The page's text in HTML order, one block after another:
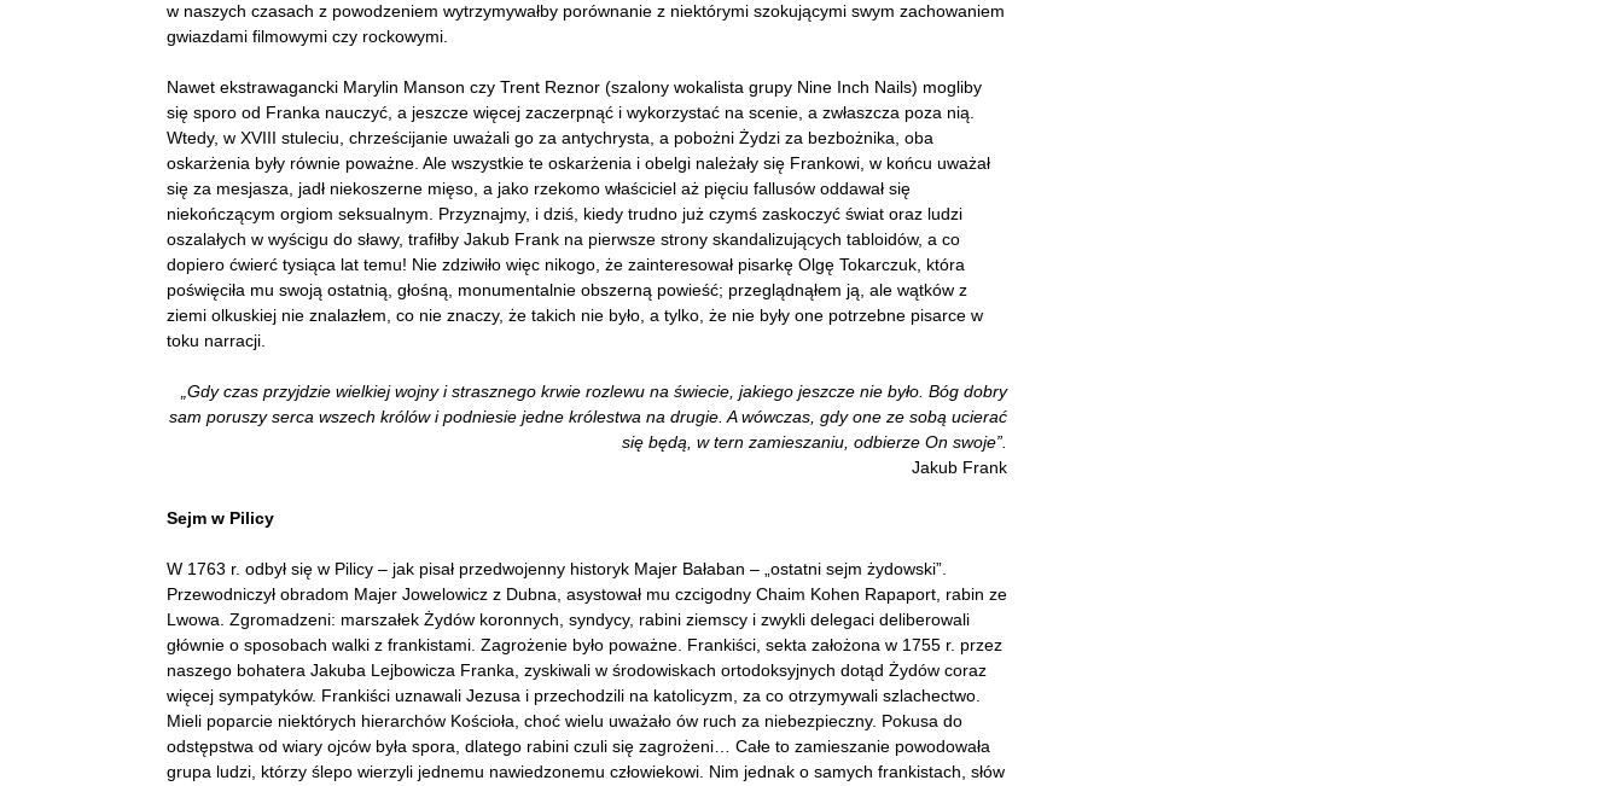
w naszych czasach z powodzeniem wytrzymywałby porównanie z niektórymi szokującymi swym zachowaniem
gwiazdami filmowymi czy rockowymi.
Nawet ekstrawagancki Marylin Manson czy Trent Reznor (szalony wokalista grupy Nine Inch Nails) mogliby
się sporo od Franka nauczyć, a jeszcze więcej zaczerpnąć i wykorzystać na scenie, a zwłaszcza poza nią.
Wtedy, w XVIII stuleciu, chrześcijanie uważali go za antychrysta, a pobożni Żydzi za bezbożnika, oba
oskarżenia były równie poważne. Ale wszystkie te oskarżenia i obelgi należały się Frankowi, w końcu uważał
się za mesjasza, jadł niekoszerne mięso, a jako rzekomo właściciel aż pięciu fallusów oddawał się
niekończącym orgiom seksualnym. Przyznajmy, i dziś, kiedy trudno już czymś zaskoczyć świat oraz ludzi
oszalałych w wyścigu do sławy, trafiłby Jakub Frank na pierwsze strony skandalizujących tabloidów, a co
dopiero ćwierć tysiąca lat temu! Nie zdziwiło więc nikogo, że zainteresował pisarkę Olgę Tokarczuk, która
poświęciła mu swoją ostatnią, głośną, monumentalnie obszerną powieść; przeglądnąłem ją, ale wątków z
ziemi olkuskiej nie znalazłem, co nie znaczy, że takich nie było, a tylko, że nie były one potrzebne pisarce w
toku narracji.
„Gdy czas przyjdzie wielkiej wojny i strasznego krwie rozlewu na świecie, jakiego jeszcze nie było. Bóg dobry
sam poruszy serca wszech królów i podniesie jedne królestwa na drugie. A wówczas, gdy one ze sobą ucierać
się będą, w tern zamieszaniu, odbierze On swoje”.
Jakub Frank
Sejm w Pilicy
W 1763 r. odbył się w Pilicy – jak pisał przedwojenny historyk Majer Bałaban – „ostatni sejm żydowski”.
Przewodniczył obradom Majer Jowelowicz z Dubna, asystował mu czcigodny Chaim Kohen Rapaport, rabin ze
Lwowa. Zgromadzeni: marszałek Żydów koronnych, syndycy, rabini ziemscy i zwykli delegaci deliberowali
głównie o sposobach walki z frankistami. Zagrożenie było poważne. Frankiści, sekta założona w 1755 r. przez
naszego bohatera Jakuba Lejbowicza Franka, zyskiwali w środowiskach ortodoksyjnych dotąd Żydów coraz
więcej sympatyków. Frankiści uznawali Jezusa i przechodzili na katolicyzm, za co otrzymywali szlachectwo.
Mieli poparcie niektórych hierarchów Kościoła, choć wielu uważało ów ruch za niebezpieczny. Pokusa do
odstępstwa od wiary ojców była spora, dlatego rabini czuli się zagrożeni… Całe to zamieszanie powodowała
grupa ludzi, którzy ślepo wierzyli jednemu nawiedzonemu człowiekowi. Nim jednak o samych frankistach, słów